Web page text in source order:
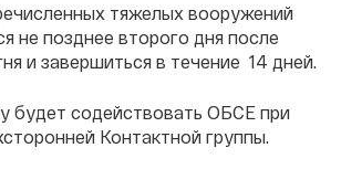
тяжелых вооружений
не позднее второго дня после
и завершиться в течение 14 дней.
будет содействовать ОБСЕ при
Контактной группы.